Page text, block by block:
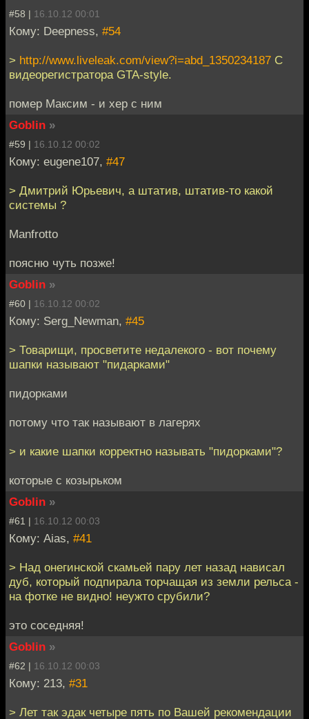
#58 | 16.10.12 00:01
Кому: Deepness, #54
> http://www.liveleak.com/view?i=abd_1350234187 C
видеорегистратора GTA-style.
помер Максим - и хер с ним
Goblin »
#59 | 16.10.12 00:02
Кому: eugene107, #47
> Дмитрий Юрьевич, а штатив, штатив-то какой
системы ?
Manfrotto
поясню чуть позже!
Goblin »
#60 | 16.10.12 00:02
Кому: Serg_Newman, #45
> Товарищи, просветите недалекого - вот почему
шапки называют "пидарками"
пидорками
потому что так называют в лагерях
> и какие шапки корректно называть "пидорками"?
которые с козырьком
Goblin »
#61 | 16.10.12 00:03
Кому: Aias, #41
> Над онегинской скамьей пару лет назад нависал
дуб, который подпирала торчащая из земли рельса -
на фотке не видно! неужто срубили?
это соседняя!
Goblin »
#62 | 16.10.12 00:03
Кому: 213, #31
> Лет так эдак четыре пять по Вашей рекомендации